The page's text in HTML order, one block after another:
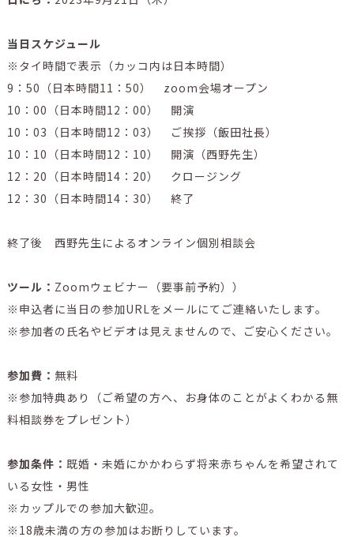
当日スケジュール
※タイ時間で表示（カッコ内は日本時間）
9：50（日本時間11：50） zoom会場オープン
10：00（日本時間12：00） 開演
10：03（日本時間12：03） ご挨拶（飯田社長）
10：10（日本時間12：10） 開演（西野先生）
12：20（日本時間14：20） クロージング
12：30（日本時間14：30） 終了
終了後 西野先生によるオンライン個別相談会
ツール： Zoomウェビナー（要事前予約））
※申込者に当日の参加URLをメールにてご連絡いたします。
※参加者の氏名やビデオは見えませんので、ご安心ください。
参加費： 無料
※参加特典あり（ご希望の方へ、お身体のことがよくわかる無
料相談券をプレゼント）
参加条件： 既婚・未婚にかかわらず将来赤ちゃんを希望されて
いる女性・男性
※カップルでの参加大歓迎。
※18歳未満の方の参加はお断りしています。